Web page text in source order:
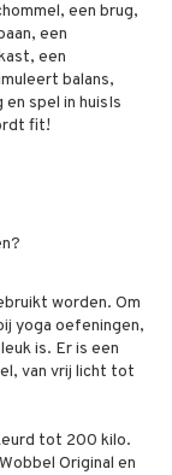
een brug,
een
een
balans,
spel in huisIs
fit!
worden. Om
yoga oefeningen,
is. Er is een
van vrij licht tot
tot 200 kilo.
Original en